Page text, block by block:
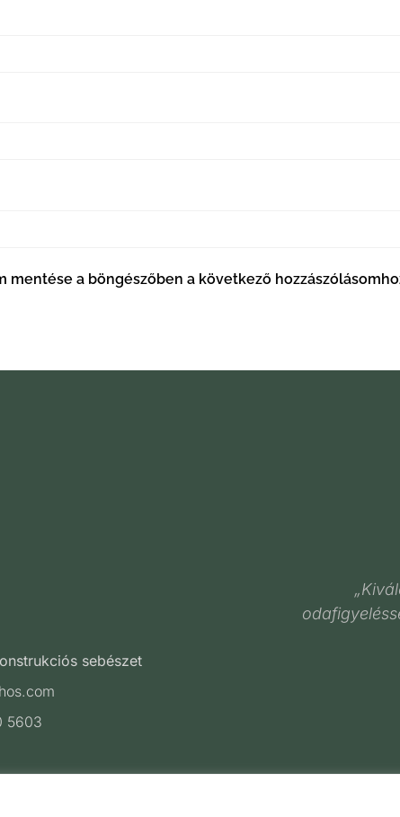
a böngészőben a következő
sebészet
5603